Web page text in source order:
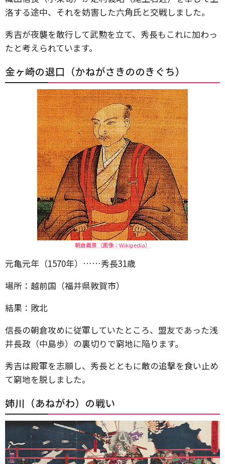
洛する途中、それを妨害した六角氏と交戦しました。
秀吉が夜襲を敢行して武勲を立て、秀長もこれに加わっ
たと考えられています。
金ヶ崎の退口（かねがさきののきぐち）
朝倉義景（画像：Wikipedia）
元亀元年（1570年）……秀長31歳
場所：越前国（福井県敦賀市）
結果：敗北
信長の朝倉攻めに従軍していたところ、盟友であった浅
井長政（中島歩）の裏切りで窮地に陥ります。
秀吉は殿軍を志願し、秀長とともに敵の追撃を食い止め
て窮地を脱しました。
姉川（あねがわ）の戦い